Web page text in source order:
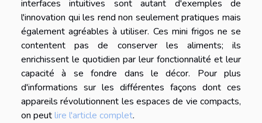
interfaces intuitives sont autant d'exemples de
l'innovation qui les rend non seulement pratiques mais
également agréables à utiliser. Ces mini frigos ne se
contentent pas de conserver les aliments; ils
enrichissent le quotidien par leur fonctionnalité et leur
capacité à se fondre dans le décor. Pour plus
d'informations sur les différentes façons dont ces
appareils révolutionnent les espaces de vie compacts,
on peutlire l'article complet.